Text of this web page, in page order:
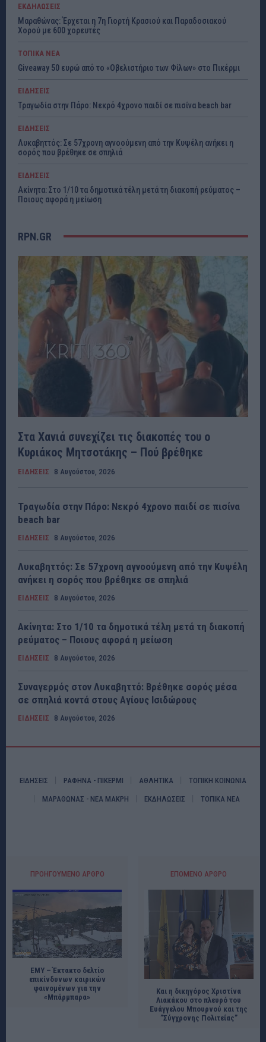
ΕΚΔΗΛΩΣΕΙΣ
Μαραθώνας: Έρχεται η 7η Γιορτή Κρασιού και Παραδοσιακού
Χορού με 600 χορευτές
ΤΟΠΙΚΑ ΝΕΑ
Giveaway 50 ευρώ από το «Οβελιστήριο των Φίλων» στο Πικέρμι
ΕΙΔΗΣΕΙΣ
Τραγωδία στην Πάρο: Νεκρό 4χρονο παιδί σε πισίνα beach bar
ΕΙΔΗΣΕΙΣ
Λυκαβηττός: Σε 57χρονη αγνοούμενη από την Κυψέλη ανήκει η
σορός που βρέθηκε σε σπηλιά
ΕΙΔΗΣΕΙΣ
Ακίνητα: Στο 1/10 τα δημοτικά τέλη μετά τη διακοπή ρεύματος –
Ποιους αφορά η μείωση
RPN.GR
Στα Χανιά συνεχίζει τις διακοπές του ο
Κυριάκος Μητσοτάκης – Πού βρέθηκε
ΕΙΔΗΣΕΙΣ 8 Αυγούστου, 2026
Τραγωδία στην Πάρο: Νεκρό 4χρονο παιδί σε πισίνα
beach bar
ΕΙΔΗΣΕΙΣ 8 Αυγούστου, 2026
Λυκαβηττός: Σε 57χρονη αγνοούμενη από την Κυψέλη
ανήκει η σορός που βρέθηκε σε σπηλιά
ΕΙΔΗΣΕΙΣ 8 Αυγούστου, 2026
Ακίνητα: Στο 1/10 τα δημοτικά τέλη μετά τη διακοπή
ρεύματος – Ποιους αφορά η μείωση
ΕΙΔΗΣΕΙΣ 8 Αυγούστου, 2026
Συναγερμός στον Λυκαβηττό: Βρέθηκε σορός μέσα
σε σπηλιά κοντά στους Αγίους Ισιδώρους
ΕΙΔΗΣΕΙΣ 8 Αυγούστου, 2026
ΕΙΔΗΣΕΙΣ ΡΑΦΗΝΑ - ΠΙΚΕΡΜΙ ΑΘΛΗΤΙΚΑ ΤΟΠΙΚΗ ΚΟΙΝΩΝΙΑ
ΜΑΡΑΘΩΝΑΣ - ΝΕΑ ΜΑΚΡΗ ΕΚΔΗΛΩΣΕΙΣ ΤΟΠΙΚΑ ΝΕΑ
ΠΡΟΗΓΟΎΜΕΝΟ ΆΡΘΡΟ
ΕΜΥ – Έκτακτο δελτίο
επικίνδυνων καιρικών
φαινομένων για την
«Μπάρμπαρα»
ΕΠΌΜΕΝΟ ΆΡΘΡΟ
Και η δικηγόρος Χριστίνα
Λιακάκου στο πλευρό του
Ευάγγελου Μπουρνού και της
”Σύγχρονης Πολιτείας”